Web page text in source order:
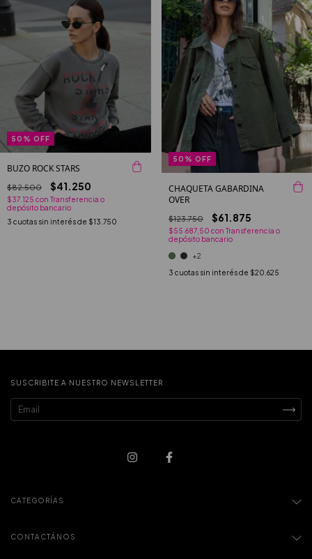
50 % OFF
BUZO ROCK STARS
$82.500 $41.250
$37.125 con Transferencia o
depósito bancario
3 cuotas sin interés de $13.750
50 % OFF
CHAQUETA GABARDINA
OVER
$123.750 $61.875
$55.687,50 con Transferencia o
depósito bancario
+2
3 cuotas sin interés de $20.625
SUSCRIBITE A NUESTRO NEWSLETTER
CATEGORÍAS
CONTACTÁNOS